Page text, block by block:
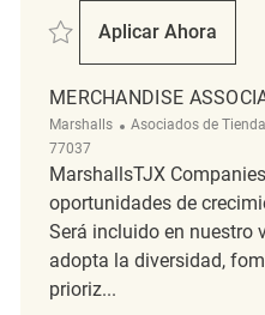
Salvar Merchandise Associate
Aplicar Ahora
MERCHANDISE
Marshalls Categoría
Asociados de
77037
MarshallsTJX
oportunidades de
Será incluido en nuestro
adopta la diversidad,
prioriz...